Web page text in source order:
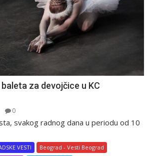
za devojčice u KC
0
svakog radnog dana u periodu od 10
VESTI
Beograd - Vesti Beograd